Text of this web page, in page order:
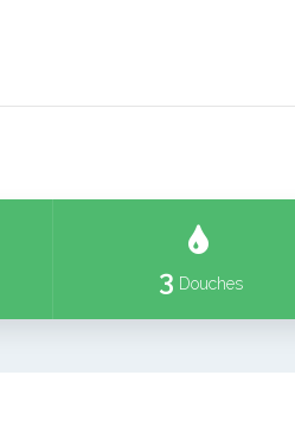
3 Douches